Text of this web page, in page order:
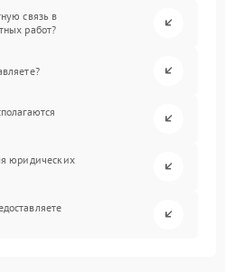
связь в
работ?
юридических